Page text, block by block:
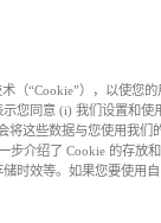
（“Cookie”），以使您
示您同意 (i) 我们设置和使
将这些数据与您使用我们
步介绍了 Cookie 的存放
时效等。如果您要使用